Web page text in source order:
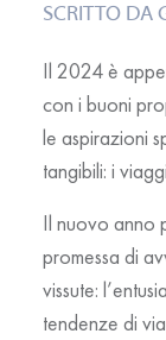
SCRITTO DA
Il 2024 è
con i buoni
le aspirazioni
tangibili: i
Il nuovo anno
promessa di
vissute:
tendenze di